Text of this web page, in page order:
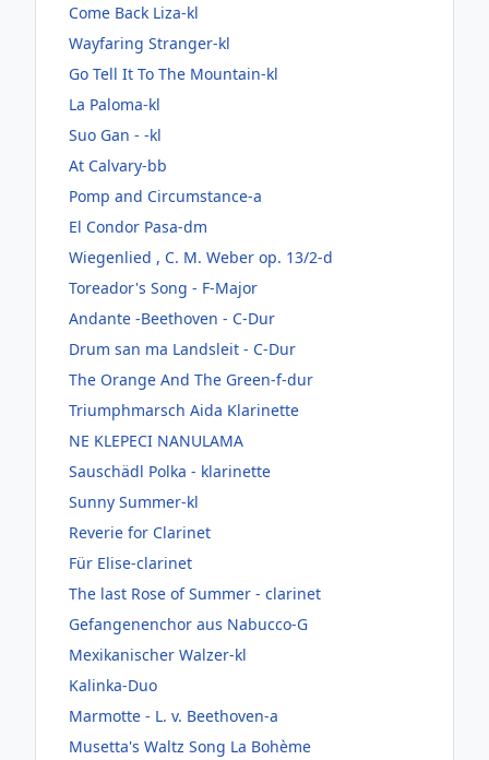
Come Back Liza-kl
Wayfaring Stranger-kl
Go Tell It To The Mountain-kl
La Paloma-kl
Suo Gan - -kl
At Calvary-bb
Pomp and Circumstance-a
El Condor Pasa-dm
Wiegenlied , C. M. Weber op. 13/2-d
Toreador's Song - F-Major
Andante -Beethoven - C-Dur
Drum san ma Landsleit - C-Dur
The Orange And The Green-f-dur
Triumphmarsch Aida Klarinette
NE KLEPECI NANULAMA
Sauschädl Polka - klarinette
Sunny Summer-kl
Reverie for Clarinet
Für Elise-clarinet
The last Rose of Summer - clarinet
Gefangenenchor aus Nabucco-G
Mexikanischer Walzer-kl
Kalinka-Duo
Marmotte - L. v. Beethoven-a
Musetta's Waltz Song La Bohème